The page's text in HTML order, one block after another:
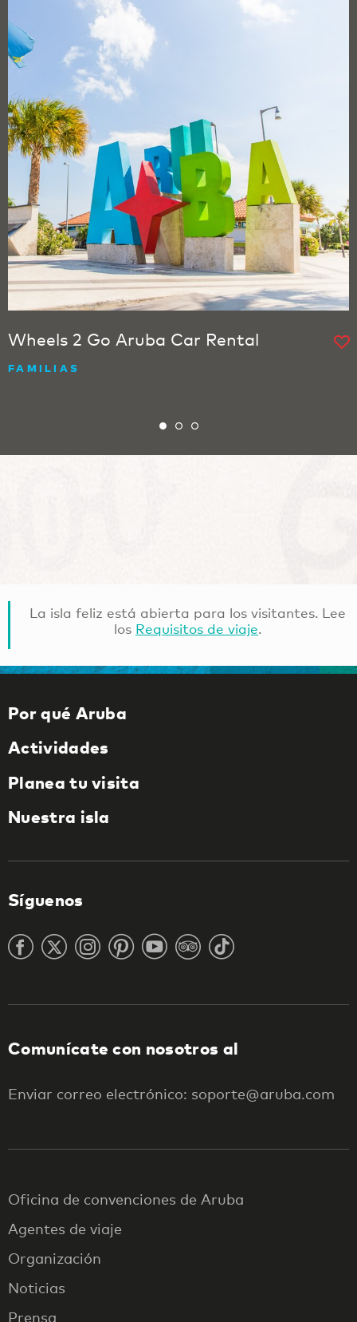
Wheels 2 Go Aruba Car Rental
FAMILIAS
La isla feliz está abierta para los visitantes. Lee
los Requisitos de viaje.
Por qué Aruba
Actividades
Planea tu visita
Nuestra isla
Síguenos
Comunícate con nosotros al
Enviar correo electrónico: soporte@aruba.com
Oficina de convenciones de Aruba
Agentes de viaje
Organización
Noticias
Prensa